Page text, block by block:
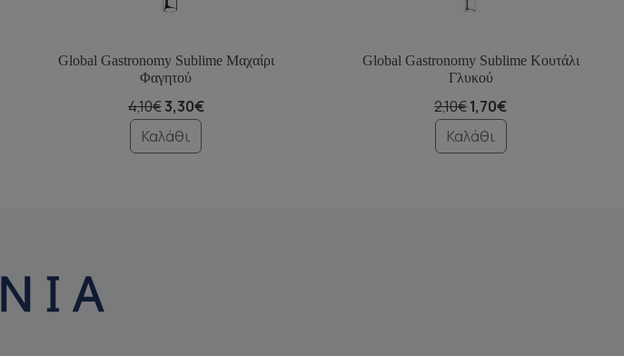
Global Gastronomy Sublime Μαχαίρι
Φαγητού
4,10€3,30€
Καλάθι
Global Gastronomy Sublime Κουτάλι
Γλυκού
2,10€1,70€
Καλάθι